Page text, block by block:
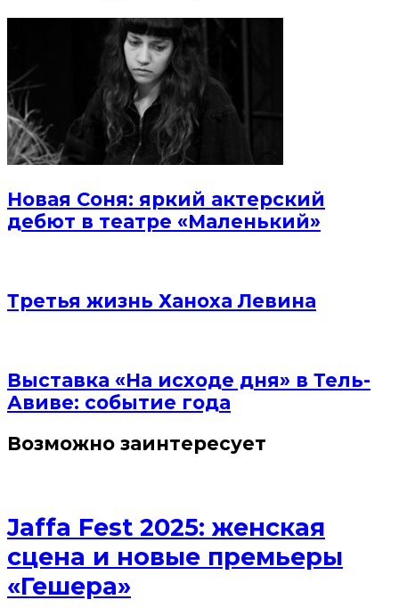
Новая Соня: яркий актерский
дебют в театре «Маленький»
Третья жизнь Ханоха Левина
Выставка «На исходе дня» в Тель-
Авиве: событие года
Возможно заинтересует
Jaffa Fest 2025: женская
сцена и новые премьеры
«Гешера»